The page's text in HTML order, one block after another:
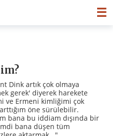
☰
Dink artık çok olmaya
gerek' diyerek harekete
ve Ermeni kimliğimi çok
öne sürülebilir.
bana bu iddiam dışında bir
bana düşen tüm